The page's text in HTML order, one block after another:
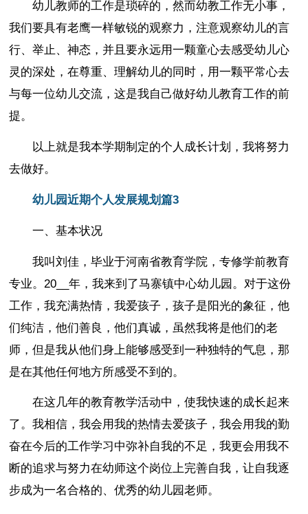
幼儿教师的工作是琐碎的，然而幼教工作无小事，
我们要具有老鹰一样敏锐的观察力，注意观察幼儿的言
行、举止、神态，并且要永远用一颗童心去感受幼儿心
灵的深处，在尊重、理解幼儿的同时，用一颗平常心去
与每一位幼儿交流，这是我自己做好幼儿教育工作的前
提。
以上就是我本学期制定的个人成长计划，我将努力
去做好。
幼儿园近期个人发展规划篇3
一、基本状况
我叫刘佳，毕业于河南省教育学院，专修学前教育
专业。20__年，我来到了马寨镇中心幼儿园。对于这份
工作，我充满热情，我爱孩子，孩子是阳光的象征，他
们纯洁，他们善良，他们真诚，虽然我将是他们的老
师，但是我从他们身上能够感受到一种独特的气息，那
是在其他任何地方所感受不到的。
在这几年的教育教学活动中，使我快速的成长起来
了。我相信，我会用我的热情去爱孩子，我会用我的勤
奋在今后的工作学习中弥补自我的不足，我更会用我不
断的追求与努力在幼师这个岗位上完善自我，让自我逐
步成为一名合格的、优秀的幼儿园老师。